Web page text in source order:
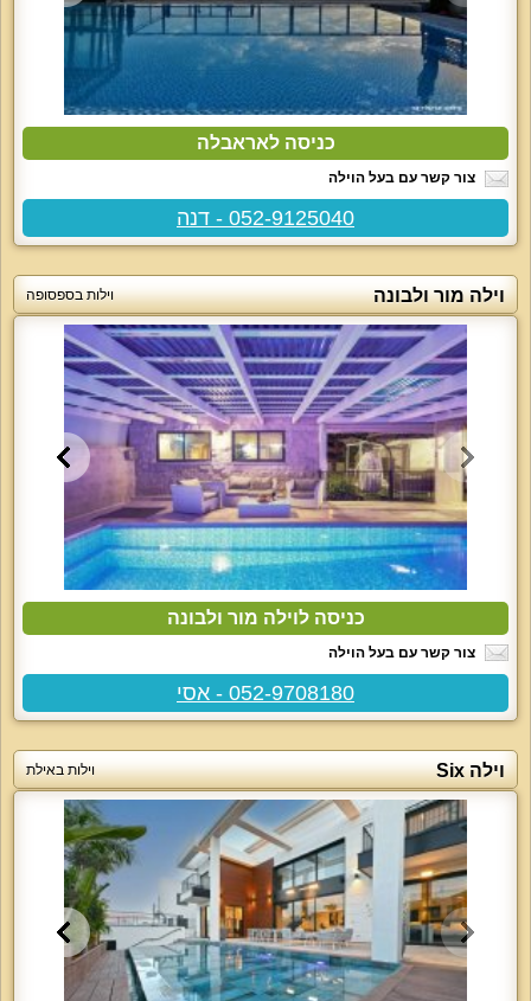
כניסה לאראבלה
צור קשר עם בעל הוילה
052-9125040 - דנה
וילה מור ולבונה וילות בספסופה
כניסה לוילה מור ולבונה
צור קשר עם בעל הוילה
052-9708180 - אסי
וילה Six וילות באילת